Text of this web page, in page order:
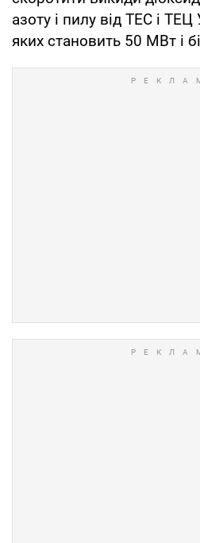
азоту і пилу від ТЕС і ТЕЦ
яких становить 50 МВт і